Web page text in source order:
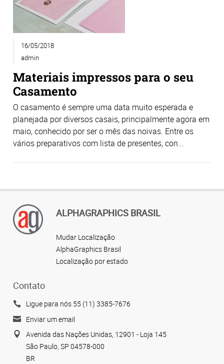
16/05/2018
admin
Materiais impressos para o seu
Casamento
O casamento é sempre uma data muito esperada e
planejada por diversos casais, principalmente agora em
maio, conhecido por ser o mês das noivas. Entre os
vários preparativos com lista de presentes, con...
ALPHAGRAPHICS BRASIL
Mudar Localização
AlphaGraphics Brasil
Localização por estado
Contato
Ligue para nós 55 (11) 3385-7676
Enviar um email
Avenida das Nações Unidas, 12901 - Loja 145
São Paulo, SP 04578-000
BR